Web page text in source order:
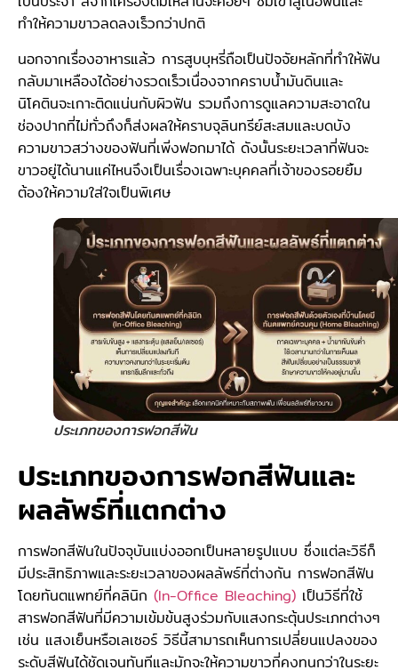
ทำให้ความขาวลดลงเร็วกว่าปกติ
นอกจากเรื่องอาหารแล้ว การสูบบุหรี่ถือเป็นปัจจัยหลักที่ทำให้ฟัน
กลับมาเหลืองได้อย่างรวดเร็วเนื่องจากคราบน้ำมันดินและ
นิโคตินจะเกาะติดแน่นกับผิวฟัน รวมถึงการดูแลความสะอาดใน
ช่องปากที่ไม่ทั่วถึงก็ส่งผลให้คราบจุลินทรีย์สะสมและบดบัง
ความขาวสว่างของฟันที่เพิ่งฟอกมาได้ ดังนั้นระยะเวลาที่ฟันจะ
ขาวอยู่ได้นานแค่ไหนจึงเป็นเรื่องเฉพาะบุคคลที่เจ้าของรอยยิ้ม
ต้องให้ความใส่ใจเป็นพิเศษ
ประเภทของการฟอกสีฟัน
ประเภทของการฟอกสีฟันและ
ผลลัพธ์ที่แตกต่าง
การฟอกสีฟันในปัจจุบันแบ่งออกเป็นหลายรูปแบบ ซึ่งแต่ละวิธีก็
มีประสิทธิภาพและระยะเวลาของผลลัพธ์ที่ต่างกัน การฟอกสีฟัน
โดยทันตแพทย์ที่คลินิก (In-Office Bleaching) เป็นวิธีที่ใช้
สารฟอกสีฟันที่มีความเข้มข้นสูงร่วมกับแสงกระตุ้นประเภทต่างๆ
เช่น แสงเย็นหรือเลเซอร์ วิธีนี้สามารถเห็นการเปลี่ยนแปลงของ
ระดับสีฟันได้ชัดเจนทันทีและมักจะให้ความขาวที่คงทนกว่าในระยะ